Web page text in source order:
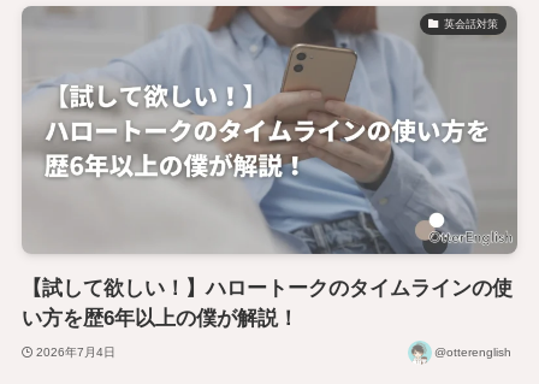
英会話対策
【試して欲しい！】ハロートークのタイムラインの使
い方を歴6年以上の僕が解説！
2026年7月4日 @otterenglish